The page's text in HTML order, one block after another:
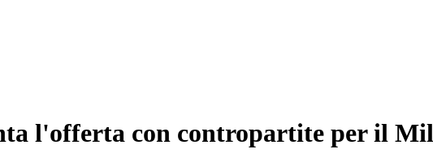
l'offerta con contropartite per il